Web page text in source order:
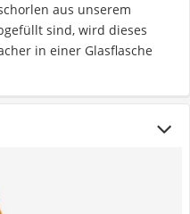
aus unserem
sind, wird dieses
in einer Glasflasche